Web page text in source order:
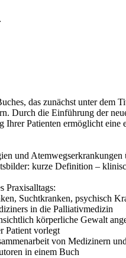
das zunächst unter dem
Durch die Einführung der
Ihrer Patienten ermöglicht
und
kurze Definition –
Praxisalltags:
Suchtkranken, psychisch
in die Palliativmedizin
körperliche Gewalt
Patient vorlegt
von Medizinern
in einem Buch